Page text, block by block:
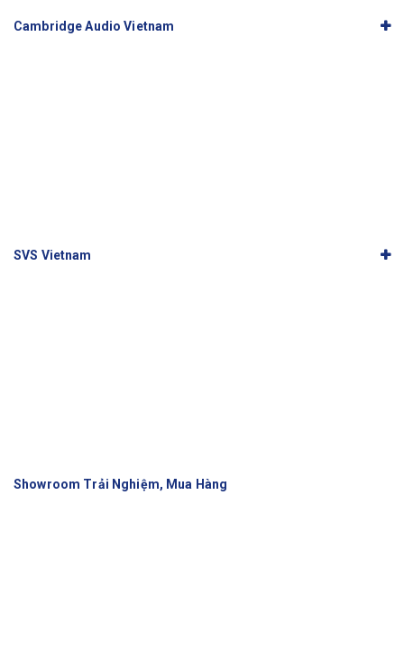
Cambridge Audio Vietnam
SVS Vietnam
Showroom Trải Nghiệm, Mua Hàng